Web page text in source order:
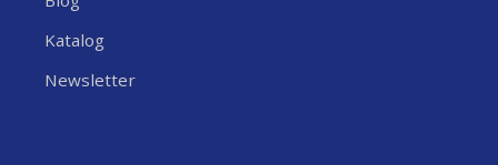
Anwendungen mit KI-Modellen, Audio-
Katalog
Newsletter